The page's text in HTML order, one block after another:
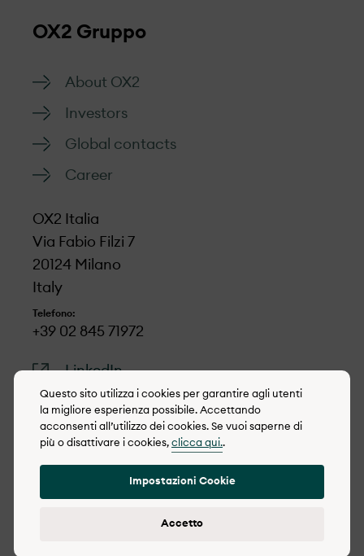
OX2 Gruppo
About OX2
Investors
Global contacts
Career
OX2 Italia
Via Fabio Filzi 7
20124 Milano
Italy
Telefono:
+39 02 845 71972
LinkedIn
© 2022-2026 OX2
Gestione dei Cookie
Questo sito utilizza i cookies per garantire agli utenti
la migliore esperienza possibile. Accettando
acconsenti all’utilizzo dei cookies. Se vuoi saperne di
più o disattivare i cookies, clicca qui..
Impostazioni Cookie
Accetto